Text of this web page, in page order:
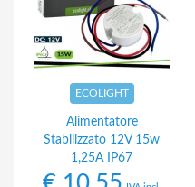
ECOLIGHT
Alimentatore
Stabilizzato 12V 15w
1,25A IP67